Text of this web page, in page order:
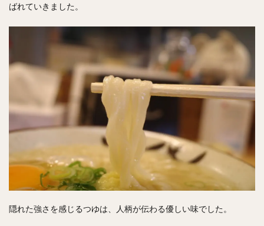
ばれていきました。
隠れた強さを感じるつゆは、人柄が伝わる優しい味でした。